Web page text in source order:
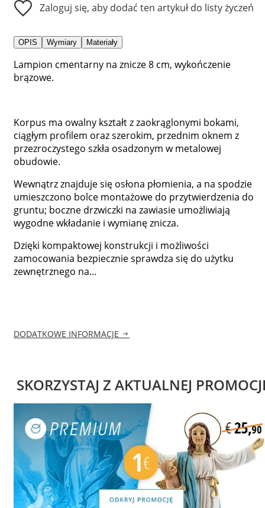
Zaloguj się, aby dodać ten artykuł do listy życzeń
OPIS Wymiary Materiały
Lampion cmentarny na znicze 8 cm, wykończenie
brązowe.
Korpus ma owalny kształt z zaokrąglonymi bokami,
ciągłym profilem oraz szerokim, przednim oknem z
przezroczystego szkła osadzonym w metalowej
obudowie.
Wewnątrz znajduje się osłona płomienia, a na spodzie
umieszczono bolce montażowe do przytwierdzenia do
gruntu; boczne drzwiczki na zawiasie umożliwiają
wygodne wkładanie i wymianę znicza.
Dzięki kompaktowej konstrukcji i możliwości
zamocowania bezpiecznie sprawdza się do użytku
zewnętrznego na...
DODATKOWE INFORMACJE
SKORZYSTAJ Z AKTUALNEJ